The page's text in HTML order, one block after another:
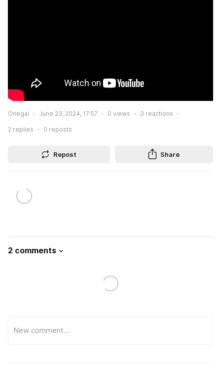
Onegai June 23, 2024, 17:57 0 views 0 reactions
2 replies 0 reposts
Repost Share
2 comments